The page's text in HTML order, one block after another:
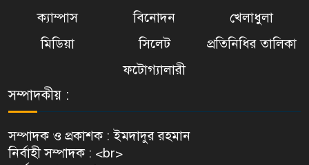
ক্যাম্পাস
বিনোদন
খেলাধুলা
মিডিয়া
সিলেট
প্রতিনিধির তালিকা
ফটোগ্যালারী
সম্পাদকীয় :
সম্পাদক ও প্রকাশক : ইমদাদুর রহমান
নির্বাহী সম্পাদক : <br>